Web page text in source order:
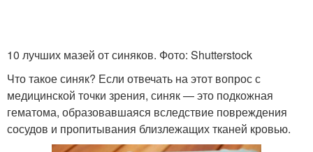
10 лучших мазей от синяков. Фото: Shutterstock
Что такое синяк? Если отвечать на этот вопрос с
медицинской точки зрения, синяк — это подкожная
гематома, образовавшаяся вследствие повреждения
сосудов и пропитывания близлежащих тканей кровью.